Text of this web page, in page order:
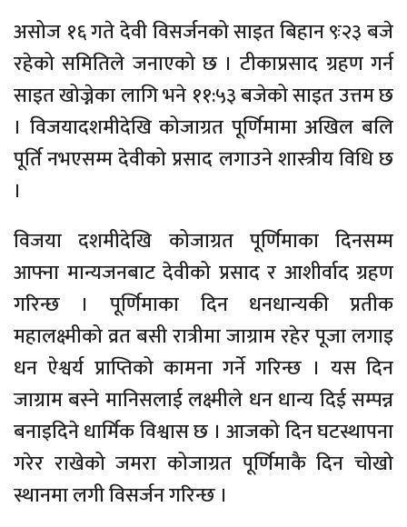
असोज १६ गते देवी विसर्जनको साइत बिहान ९ः२३ बजे
रहेको समितिले जनाएको छ । टीकाप्रसाद ग्रहण गर्न
साइत खोज्नेका लागि भने ११:५३ बजेको साइत उत्तम छ
। विजयादशमीदेखि कोजाग्रत पूर्णिमामा अखिल बलि
पूर्ति नभएसम्म देवीको प्रसाद लगाउने शास्त्रीय विधि छ
।
विजया दशमीदेखि कोजाग्रत पूर्णिमाका दिनसम्म
आफ्ना मान्यजनबाट देवीको प्रसाद र आशीर्वाद ग्रहण
गरिन्छ । पूर्णिमाका दिन धनधान्यकी प्रतीक
महालक्ष्मीको व्रत बसी रात्रीमा जाग्राम रहेर पूजा लगाइ
धन ऐश्वर्य प्राप्तिको कामना गर्ने गरिन्छ । यस दिन
जाग्राम बस्ने मानिसलाई लक्ष्मीले धन धान्य दिई सम्पन्न
बनाइदिने धार्मिक विश्वास छ । आजको दिन घटस्थापना
गरेर राखेको जमरा कोजाग्रत पूर्णिमाकै दिन चोखो
स्थानमा लगी विसर्जन गरिन्छ ।